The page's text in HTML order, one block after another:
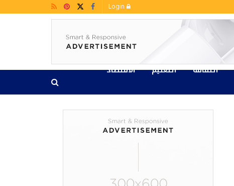
الثقافة التعليم
الاقتصاد